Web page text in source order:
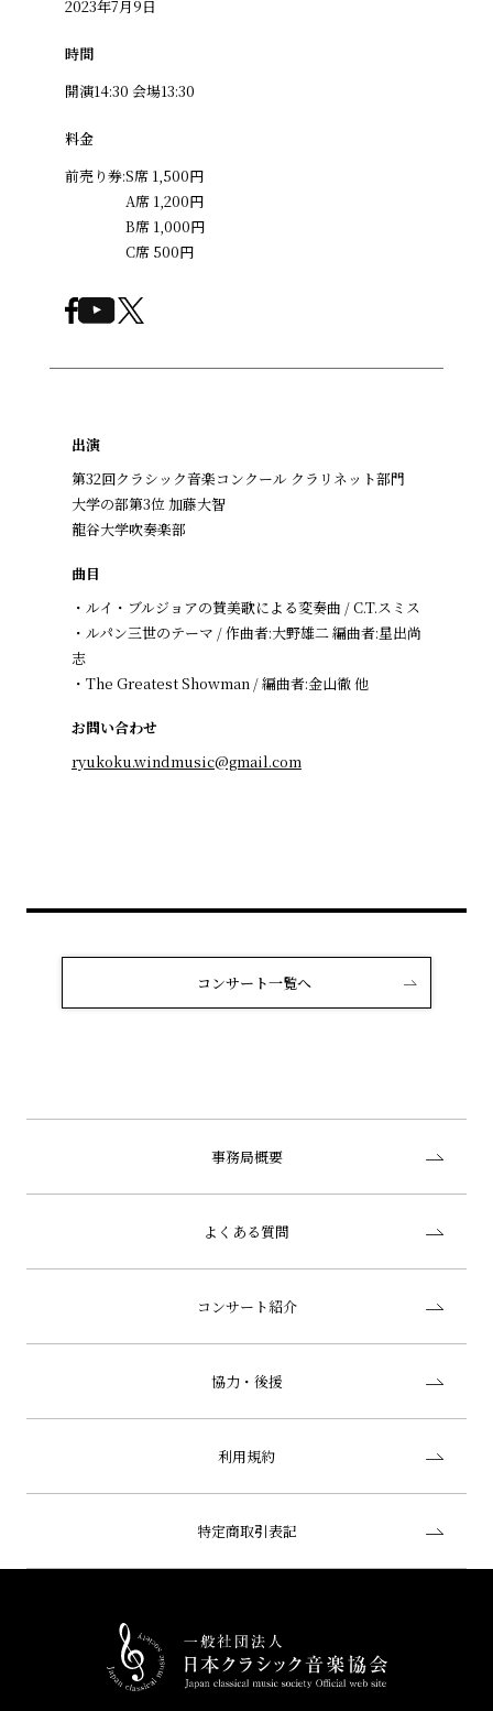
2023年7月9日
時間
開演14:30 会場13:30
料金
前売り券:S席 1,500円
A席 1,200円
B席 1,000円
C席 500円
出演
第32回クラシック音楽コンクール クラリネット部門
大学の部第3位 加藤大智
龍谷大学吹奏楽部
曲目
・ルイ・ブルジョアの賛美歌による変奏曲 / C.T.スミス
・ルパン三世のテーマ / 作曲者:大野雄二 編曲者:星出尚
志
・The Greatest Showman / 編曲者:金山徹 他
お問い合わせ
ryukoku.windmusic@gmail.com
コンサート一覧へ
事務局概要
よくある質問
コンサート紹介
協力・後援
利用規約
特定商取引表記